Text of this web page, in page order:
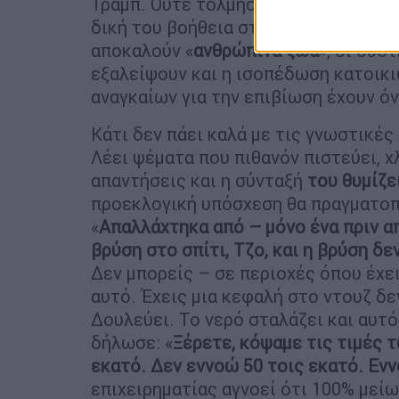
δική του βοήθεια στους
αποκαλούν «ανθρώπινα ζώα», οι
εξαλείψουν και η ισοπέδωση
αναγκαίων για την επιβίωση έχουν
Κάτι δεν πάει καλά με τις γνωστικές
Λέει ψέματα που πιθανόν πιστεύει,
απαντήσεις και η σύνταξή του
προεκλογική υπόσχεση θα
«Απαλλάχτηκα από – μόνο ένα πριν
βρύση στο σπίτι, Τζο, και η βρύση
Δεν μπορείς – σε περιοχές όπου
αυτό. Έχεις μια κεφαλή στο ντουζ
Δουλεύει. Το νερό σταλάζει και
δήλωσε: «Ξέρετε, κόψαμε τις τιμές
εκατό. Δεν εννοώ 50 τοις εκατό.
επιχειρηματίας αγνοεί ότι 100%